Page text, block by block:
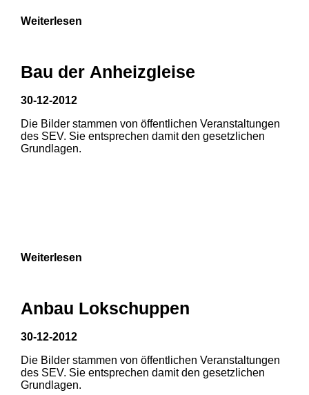
1 2
Weiterlesen
Bau der Anheizgleise
30-12-2012
Die Bilder stammen von öffentlichen Veranstaltungen
des SEV. Sie entsprechen damit den gesetzlichen
Grundlagen.
Weiterlesen
Anbau Lokschuppen
30-12-2012
Die Bilder stammen von öffentlichen Veranstaltungen
des SEV. Sie entsprechen damit den gesetzlichen
Grundlagen.